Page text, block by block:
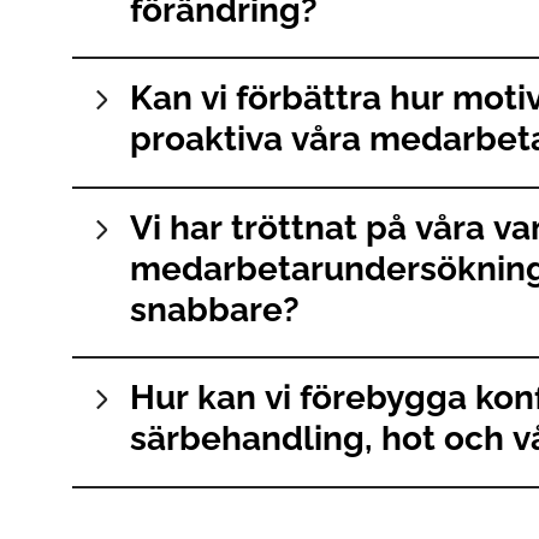
och arbetsglädje, med medarbetare som är
stödinsatser som samtal, KBT, individuella
krishantering samt kartläggning och hantering av
förändring?
Kan vi förbättra hur
proaktiva våra
Vi har tröttnat på våra
snabbare?
Hur kan vi förebygga
särbehandling, hot och